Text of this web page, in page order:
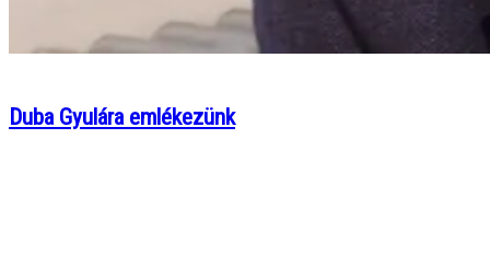
Duba Gyulára emlékezünk